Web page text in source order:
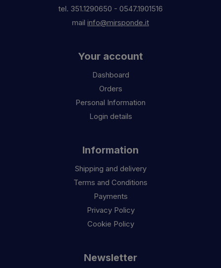
tel. 351.1290650 - 0547.1901516
mail info@mirsponde.it
Your account
Dashboard
Orders
Personal Information
Login details
Information
Shipping and delivery
Terms and Conditions
Payments
Privacy Policy
Cookie Policy
Newsletter